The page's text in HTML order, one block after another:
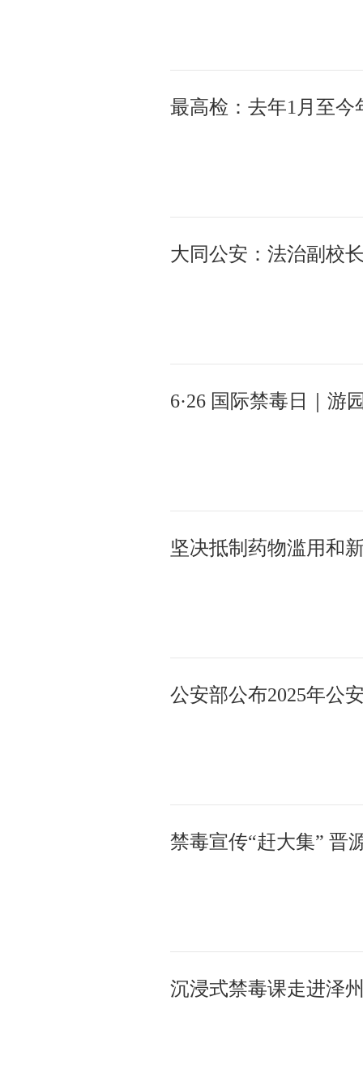
坚决抵制药物滥用和